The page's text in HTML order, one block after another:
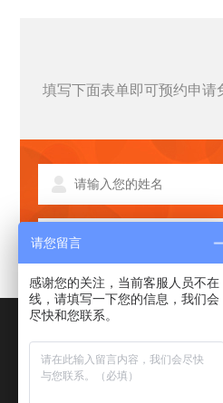
填写下面表单即可预约申请
请您留言
感谢您的关注，当前客服人员不在
线，请填写一下您的信息，我们会
尽快和您联系。